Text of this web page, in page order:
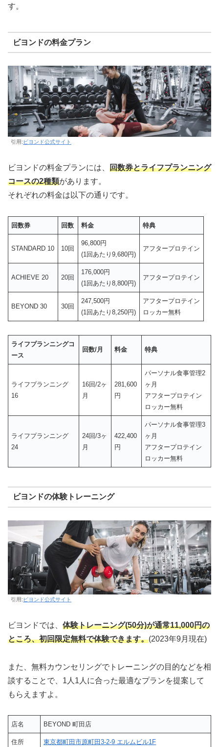
す。
ビヨンドの料金プラン
引用: ビヨンド公式サイト
ビヨンドの料金プランには、 回数券とライフプランニング
コースの2種類があります。
それぞれの料金は以下の通りです。
回数券 回数 料金 特典
STANDARD 10 10回
96,800円
(1回あたり9,680円)
アフタープロテイン
ACHIEVE 20 20回
176,000円
(1回あたり8,800円)
アフタープロテイン
BEYOND 30 30回
247,500円
(1回あたり8,250円)
アフタープロテイン
ロッカー無料
ライフプランニングコ
ース
回数/月 料金 特典
ライフプランニング
16
16回/2ヶ
月
281,600
円
パーソナル食事管理2
ヶ月
アフタープロテイン
ロッカー無料
ライフプランニング
24
24回/3ヶ
月
422,400
円
パーソナル食事管理3
ヶ月
アフタープロテイン
ロッカー無料
ビヨンドの体験トレーニング
引用: ビヨンド公式サイト
ビヨンドでは、 体験トレーニング(50分)が通常11,000円の
ところ、初回限定無料で体験できます。(2023年9月現在)
また、無料カウンセリングでトレーニングの目的などを相
談することで、1人1人に合った最適なプランを提案して
もらえますよ。
店名 BEYOND 町田店
住所 東京都町田市原町田3-2-9 エルムビル1F